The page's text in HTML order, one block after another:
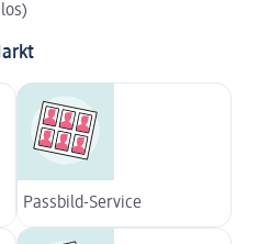
Passbild-Service